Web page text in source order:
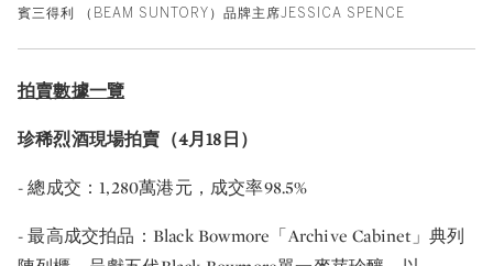
賓三得利 （BEAM SUNTORY）品牌主席JESSICA SPENCE
拍賣數據一覽
珍稀烈酒現場拍賣（4月18日）
- 總成交：1,280萬港元，成交率98.5%
- 最高成交拍品：Black Bowmore「Archive Cabinet」典列